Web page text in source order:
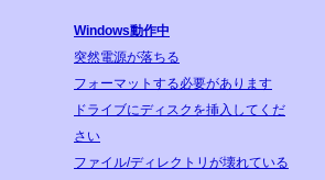
Windows動作中
突然電源が落ちる
フォーマットする必要があります
ドライブにディスクを挿入してくだ
さい
ファイル/ディレクトリが壊れている